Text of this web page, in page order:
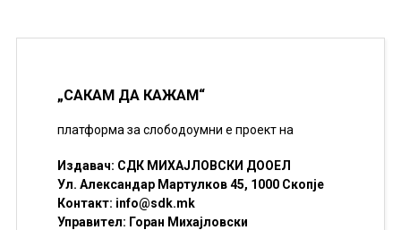
„САКАМ ДА КАЖАМ“
платформа за слободоумни е проект на
Издавач: СДК МИХАЈЛОВСКИ ДООЕЛ
Ул. Александар Мартулков 45, 1000 Скопје
Контакт: info@sdk.mk
Управител: Горан Михајловски